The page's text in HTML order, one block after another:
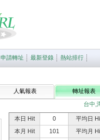
申請轉址 最新登錄 熱站排行
人氣報表
轉址報表
台中,
本日 Hit 0
平均日
本月 Hit
101
平均月